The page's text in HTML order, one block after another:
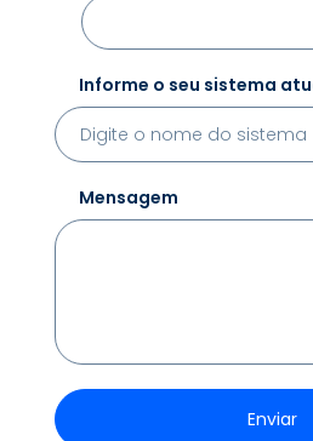
Informe o seu sistema
Mensagem